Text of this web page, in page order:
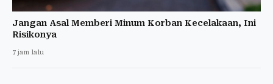
Jangan Asal Memberi Minum Korban Kecelakaan, Ini
Risikonya
7 jam lalu